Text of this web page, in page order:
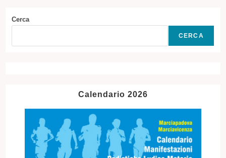
Cerca
CERCA
Calendario 2026